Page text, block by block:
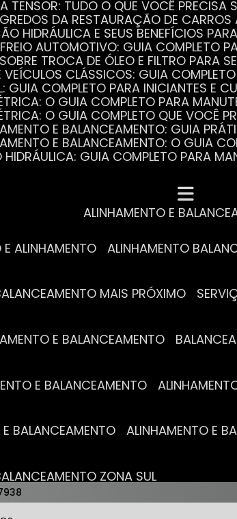
TENSOR: TUDO O QUE VOCÊ PRECISA
DA RESTAURAÇÃO DE
HIDRÁULICA E SEUS BENEFÍCIOS
FREIO AUTOMOTIVO: GUIA COMPLETO
TROCA DE ÓLEO E FILTRO PARA
VEÍCULOS CLÁSSICOS: GUIA
GUIA COMPLETO PARA INICIANTES E
O GUIA COMPLETO PARA
O GUIA COMPLETO QUE VOCÊ
E BALANCEAMENTO: GUIA
E BALANCEAMENTO: O GUIA
HIDRÁULICA: GUIA COMPLETO PARA
COMPLETA PARA BLINDADOS: TUDO
AUTOMOTIVA É ESSENCIAL PARA O
E BALANCEAMENTO: O QUE
DA TROCA DE ÓLEO PARA A
ALINHAMENTO E
E ALINHAMENTO ALINHAMENTO
MAIS PRÓXIMO
E BALANCEAMENTO
E BALANCEAMENTO
E BALANCEAMENTO ALINHAMENTO E
ZONA SUL